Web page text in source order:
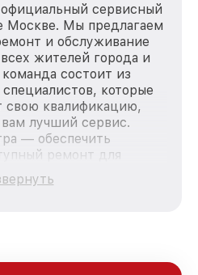
сервисный
Москве. Мы предлагаем
и обслуживание
жителей города и
состоит из
которые
свою квалификацию,
лучший сервис.
— обеспечить
ремонт для
продукции Miele, вне
поломки. Мы